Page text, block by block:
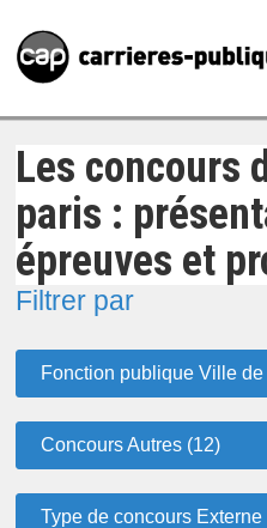
Les concours
paris :
épreuves et
Filtrer par
Fonction publique Ville
Concours Autres (12)
Type de concours Externe